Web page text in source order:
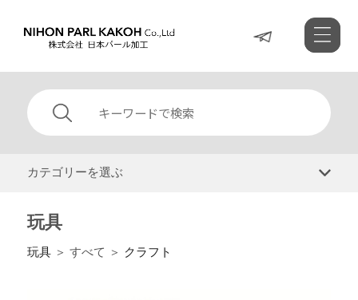
カテゴリーを選ぶ
玩具
玩具＞ すべて ＞ クラフト